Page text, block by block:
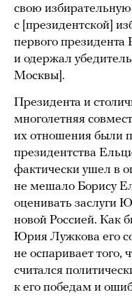
свою
с [президентской]
первого президента
и одержал
Москвы].
Президента и
многолетняя
их отношения были
президентства
фактически ушел в
не мешало Борису
оценивать заслуги
новой Россией. Как
Юрия Лужкова его
не оспаривает
считался
к его победам и